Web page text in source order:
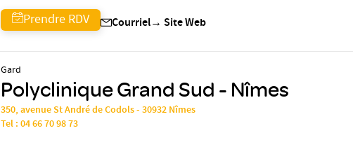
Prendre RDV Courriel→ Site Web
Gard
Polyclinique Grand Sud - Nîmes
350, avenue St André de Codols - 30932 Nîmes
Tel :04 66 70 98 73